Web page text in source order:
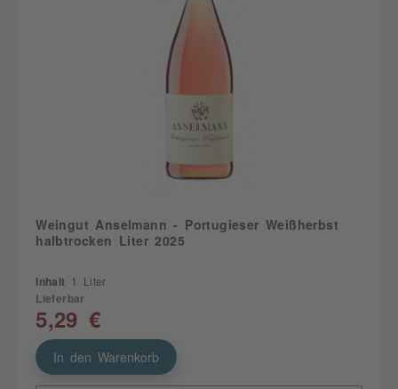
Weingut Anselmann - Portugieser Weißherbst
halbtrocken Liter 2025
Inhalt 1 Liter
Lieferbar
5,29 €
In den Warenkorb